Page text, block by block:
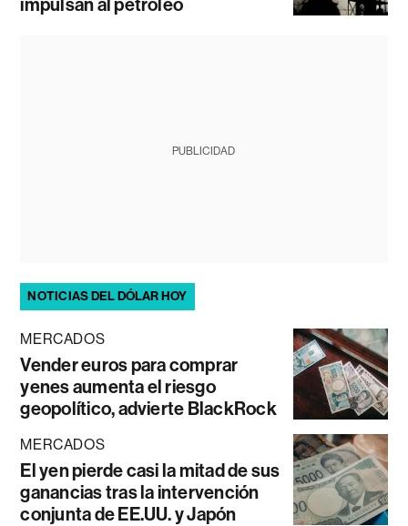
PUBLICIDAD
NOTICIAS DEL DÓLAR HOY
MERCADOS
Vender euros para comprar
yenes aumenta el riesgo
geopolítico, advierte BlackRock
MERCADOS
El yen pierde casi la mitad de sus
ganancias tras la intervención
conjunta de EE.UU. y Japón